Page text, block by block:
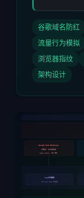
谷歌域名防红
流量行为模拟
浏览器指纹
架构设计
Google Safe Browsing
代理检测 · 无头浏览器指纹
navigator.webdriver · 时序一致性
Google行为指纹库
200+ Chrome Header 顺序变体